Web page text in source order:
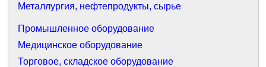
Металлургия, нефтепродукты, сырье
Промышленное оборудование
Медицинское оборудование
Торговое, складское оборудование